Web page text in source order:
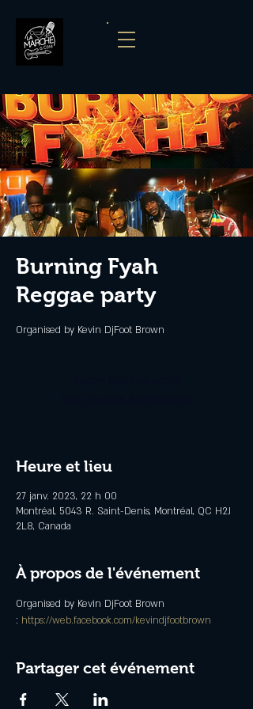
Burning Fyah
Reggae party
Organised by Kevin DjFoot Brown
Heure et lieu
27 janv. 2023, 22 h 00
Montréal, 5043 R. Saint-Denis, Montréal, QC H2J
2L8, Canada
À propos de l'événement
Organised by Kevin DjFoot Brown
: https://web.facebook.com/kevindjfootbrown
Partager cet événement